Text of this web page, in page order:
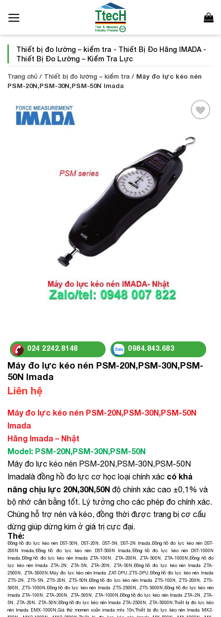
qua
dung
Thiết bị đo lường – kiểm tra - Thiết Bị Đo Hãng IMADA -
Thiết Bị Đo Lường – Kiểm Tra Lực
Trang chủ / Thiết bị đo lường – kiểm tra / Máy đo lực kéo nén
PSM-20N,PSM-30N,PSM-50N Imada
Wishlist
024 2242.8148 0984.843.683
Máy đo lực kéo nén PSM-20N,PSM-30N,PSM-
50N Imada
Liên hệ
Máy đo lực kéo nén PSM-20N,PSM-30N,PSM-50N
Imada
Hãng Imada – Nhật
Model: PSM-20N,PSM-30N,PSM-50N
Máy đo lực kéo nén PSM-20N,PSM-30N,PSM-50N
Imadalà đồng hồ đo lực cơ học loại chính xác có khả
năng chịu lực 20N,30N,50N độ chính xác cao ±0,1% và
bộ nhớ cân bằng tốt. Lý tưởng cho các phép đo chính xác.
Chúng hỗ trợ nén và kéo, đồng thời được trang bị cơ cấu
dừng giúp dừng kim ở giá trị cực đại.
Thẻ:
Đồng hồ đo lực kéo nén DST-50N, DST-20N, DST-5N, DST-2N Imada,Đồng hồ đo lực kéo nén DST-
200N Imada,Đồng hồ đo lực kéo nén DST-500N Imada,Đồng hồ đo lực kéo nén DST-1000N
Imada,Đồng hồ đo lực kéo nén Imada ZTA-100N, ZTA-200N, ZTA-500N, ZTA-1000N,Đồng hồ đo
lực kéo nén Imada ZTA-2N, ZTA-5N, ZTA-20N, ZTA-50N,Đồng hồ đo lực kéo nén Imada ZTA-
2500N, ZTA-5000N,Máy đo lực kéo nén Imada ZAT-DPU;ZTS-DPU,Đồng hồ đo lực kéo nén Imada
ZTS-2N, ZTS-5N, ZTS-20N, ZTS-50N,Đồng hồ đo lực kéo nén Imada ZTS-100N, ZTS-200N, ZTS-
500N, ZTS-1000N,Đồng hồ đo lực kéo nén Imada ZTS-2500N, ZTS-5000N,Đồng hồ đo lực kéo nén
Imada ZTA-100N, ZTA-200N, ZTA-500N, ZTA-1000N,Đồng hồ đo lực kéo nén Imada ZTA-2N, ZTA-
5N, ZTA-20N, ZTA-50N,Đồng hồ đo lực kéo nén Imada ZTA-2500N, ZTA-5000N,Thiết bị đo lực kéo
nén Imada EMX-1000N,Giá thử momen xoắn imada mts 10n,Thiết bị đo lực kéo nén Imada MX2-